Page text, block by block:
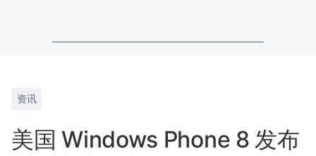
资讯
美国 Windows Phone 8 发布